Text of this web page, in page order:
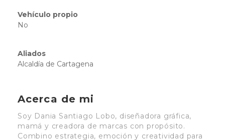
Vehículo propio
No
Aliados
Alcaldía de Cartagena
Acerca de mi
Soy Dania Santiago Lobo, diseñadora gráfica,
mamá y creadora de marcas con propósito.
Combino estrategia, emoción y creatividad para